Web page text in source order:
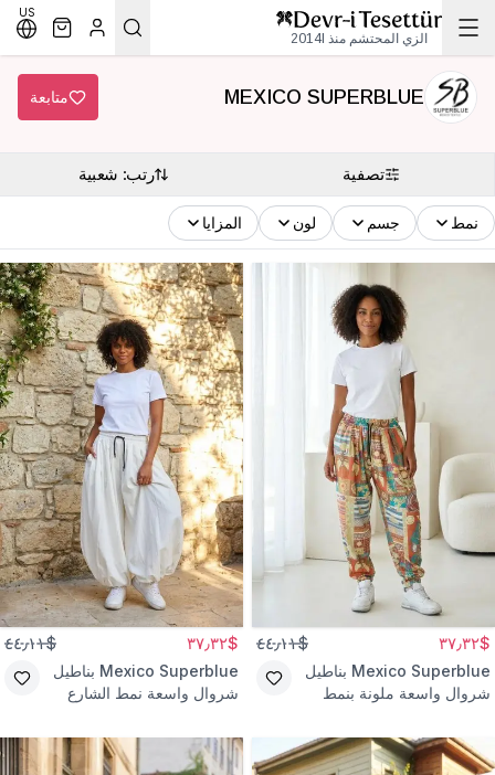
الزي المحتشم منذ 2014l
US
MEXICO SUPERBLUE متابعة
تصفية رتب: شعبية
نمط جسم لون المزايا
$٣٧٫٣٢ $٤٤٫١١
Mexico Superblue بناطيل
شروال واسعة ملونة بنمط
$٣٧٫٣٢ $٤٤٫١١
Mexico Superblue بناطيل
شروال واسعة نمط الشارع